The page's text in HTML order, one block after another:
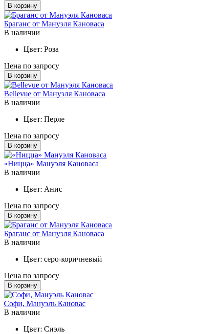
В корзину
Браганс от Мануэля Кановаса
В наличии
Цвет: Роза
Цена по запросу
В корзину
Bellevue от Мануэля Кановаса
В наличии
Цвет: Перле
Цена по запросу
В корзину
«Ницца» Мануэля Кановаса
В наличии
Цвет: Анис
Цена по запросу
В корзину
Браганс от Мануэля Кановаса
В наличии
Цвет: серо-коричневый
Цена по запросу
В корзину
Софи, Мануэль Кановас
В наличии
Цвет: Сиэль